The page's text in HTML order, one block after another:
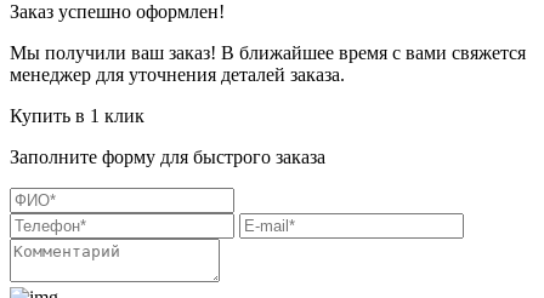
Заказ успешно оформлен!
Мы получили ваш заказ! В ближайшее время с вами свяжется
менеджер для уточнения деталей заказа.
Купить в 1 клик
Заполните форму для быстрого заказа